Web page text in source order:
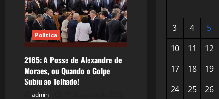
Política
2165: A Posse de Alexandre de
Moraes, ou Quando o Golpe
Subiu ao Telhado!
admin
3 4
5
10
11
12
17
18
19
24
25
26